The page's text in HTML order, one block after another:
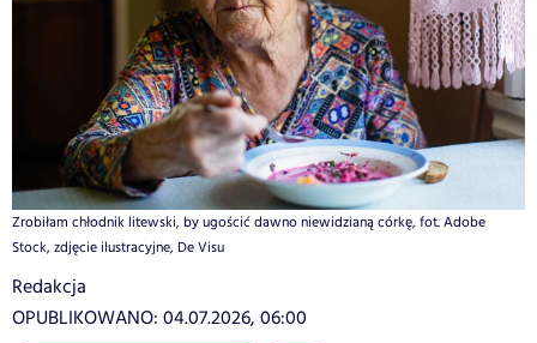
Zrobiłam chłodnik litewski, by ugościć dawno niewidzianą córkę, fot. Adobe
Stock, zdjęcie ilustracyjne, De Visu
Redakcja
OPUBLIKOWANO: 04.07.2026, 06:00